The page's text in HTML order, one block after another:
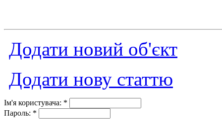
Додати новий об'єкт
Додати нову статтю
Ім'я користувача: *
Пароль: *